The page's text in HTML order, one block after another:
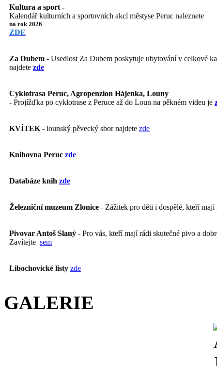
Kultura a sport -
Kalendář kulturních a sportovních akcí městyse Peruc naleznete
na rok 2026
ZDE
Za Dubem - Usedlost Za Dubem poskytuje ubytování v celkové
najdete zde
Cyklotrasa Peruc, Agropenzion Hájenka, Louny
- Projížďka po cyklotrase z Peruce až do Loun na pěkném videu je
KVÍTEK - lounský pěvecký sbor najdete zde
Knihovna Peruc zde
Databáze knih zde
Železniční muzeum Zlonice - Zážitek pro děti i dospělé, kteří
Pivovar Antoš Slaný - Pro vás, kteří mají rádi skutečné pivo a
Zavítejte sem
Libochovické listy zde
GALERIE